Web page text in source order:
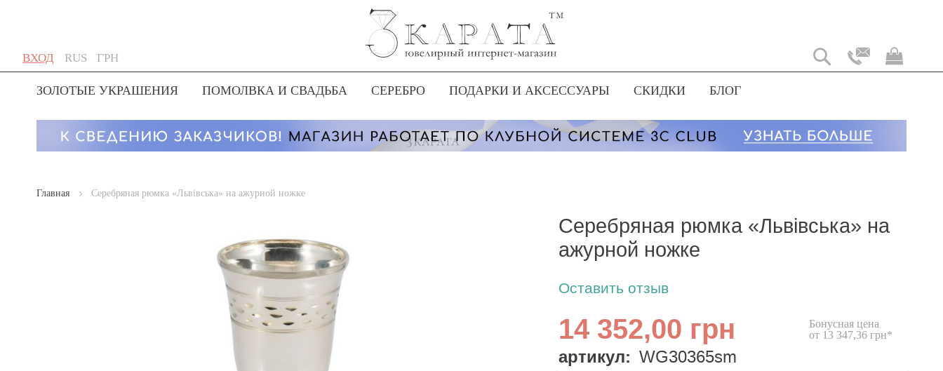
ВХОД
Skip
to
Content
Язык
RUS
Моя
Валюта
ГРН
ЗОЛОТЫЕ УКРАШЕНИЯ ПОМОЛВКА И СВАДЬБА СЕРЕБРО ПОДАРКИ И АКСЕССУАРЫ СКИДКИ БЛОГ
Главная Серебряная рюмка «Львівська» на ажурной ножке
Серебряная рюмка «Львівська» на
ажурной ножке
Оставить отзыв
14 352,00 грн
Бонусная цена
от 13 347,36 грн*
артикул: WG30365sm